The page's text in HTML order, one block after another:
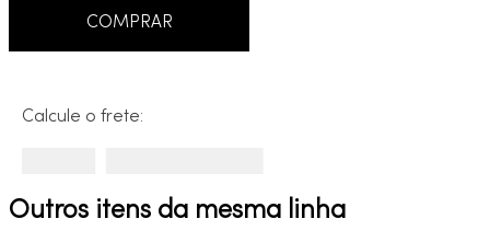
COMPRAR
Calcule o frete:
Outros itens da mesma linha